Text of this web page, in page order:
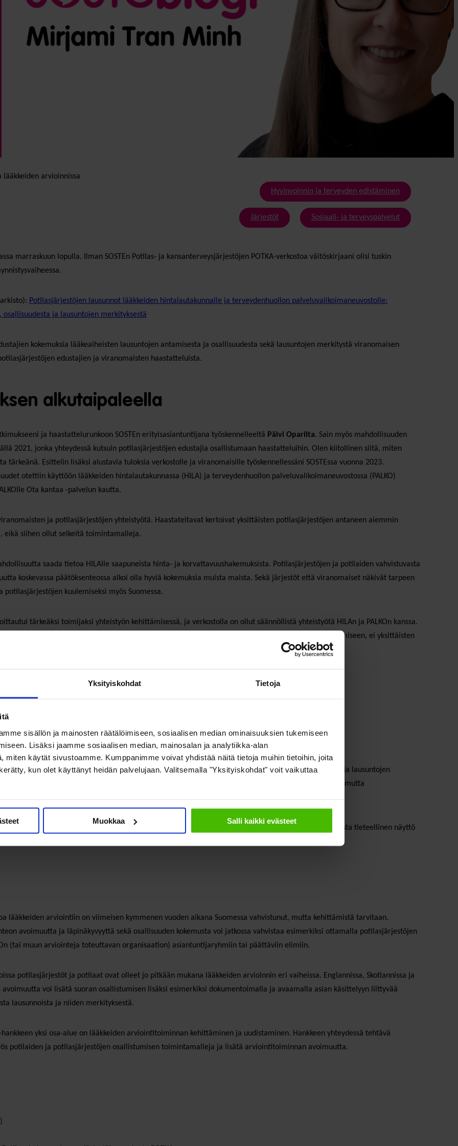
Yksityiskohdat Tietoja
sisällön ja mainosten räätälöimiseen, sosiaalisen median ominaisuuksien tukemiseen
Lisäksi jaamme sosiaalisen median, mainosalan ja analytiikka-alan
miten käytät sivustoamme. Kumppanimme voivat yhdistää näitä tietoja muihin tietoihin, joita
kun olet käyttänyt heidän palvelujaan. Valitsemalla "Yksityiskohdat" voit vaikuttaa
Muokkaa Salli kaikki evästeet
arvioinnissa
Hyvinvoinnin ja terveyden edistäminen
Järjestöt Sosiaali- ja terveyspalvelut
marraskuun lopulla. Ilman SOSTEn Potilas- ja kansanterveysjärjestöjen POTKA-verkostoa väitöskirjaani olisi tuskin
Potilasjärjestöjen lausunnot lääkkeiden hintalautakunnalle ja terveydenhuollon palveluvalikoimaneuvostolle:
ja lausuntojen merkityksestä
kokemuksia lääkeaiheisten lausuntojen antamisesta ja osallisuudesta sekä lausuntojen merkitystä viranomaisen
edustajien ja viranomaisten haastatteluista.
alkutaipaleella
ja haastattelurunkoon SOSTEn erityisasiantuntijana työskennelleeltä Päivi Oparilta. Sain myös mahdollisuuden
2021, jonka yhteydessä kutsuin potilasjärjestöjen edustajia osallistumaan haastatteluihin. Olen kiitollinen siitä, miten
Esittelin lisäksi alustavia tuloksia verkostolle ja viranomaisille työskennellessäni SOSTEssa vuonna 2023.
otettiin käyttöön lääkkeiden hintalautakunnassa (HILA) ja terveydenhuollon palveluvalikoimaneuvostossa (PALKO)
Ota kantaa -palvelun kautta.
ja potilasjärjestöjen yhteistyötä. Haastateltavat kertoivat yksittäisten potilasjärjestöjen antaneen aiemmin
siihen ollut selkeitä toimintamalleja.
saada tietoa HILAlle saapuneista hinta- ja korvattavuushakemuksista. Potilasjärjestöjen ja potilaiden vahvistuvasta
koskevassa päätöksenteossa alkoi olla hyviä kokemuksia muista maista. Sekä järjestöt että viranomaiset näkivät tarpeen
kuulemiseksi myös Suomessa.
tärkeäksi toimijaksi yhteistyön kehittämisessä, ja verkostolla on ollut säännöllistä yhteistyötä HILAn ja PALKOn kanssa.
kuvasivat yhteistyötä toimivaksi. Yhteistyö on keskittynyt vuoropuhelun sekä toimintamallien kehittämiseen, ei yksittäisten
potilasjärjestöjen ja viranomaisten yhteisissä tilaisuuksissa.
ja PALKOn lausuntomahdollisuudet myönteisesti vastaan. Lausuntoja on annettu erityisesti syövän ja
hoitoon käytettävistä lääkkeistä.
näistä liittyvät siihen, että potilaskokemuksia uusista lääkkeistä on vaikea saada ja resursseja lausuntojen
Moni järjestö kaipasi myös lisää tietoa lääkkeiden arvioinnista. Viranomaisten työtä arvostettiin, mutta
ja kokemus osallisuudesta oli melko heikkoa.
ymmärrystään sairastuneen hoidon kokonaisuudesta, harvinaisista sairauksista sekä hoidoista, joista tieteellinen näyttö
vähäinen.
lääkkeiden arviointiin on viimeisen kymmenen vuoden aikana Suomessa vahvistunut, mutta kehittämistä tarvitaan.
avoimuutta ja läpinäkyvyyttä sekä osallisuuden kokemusta voi jatkossa vahvistaa esimerkiksi ottamalla potilasjärjestöjen
(tai muun arviointeja toteuttavan organisaation) asiantuntijaryhmiin tai päättäviin elimiin.
potilasjärjestöt ja potilaat ovat olleet jo pitkään mukana lääkkeiden arvioinnin eri vaiheissa. Englannissa, Skotlannissa ja
voi lisätä suoran osallistumisen lisäksi esimerkiksi dokumentoimalla ja avaamalla asian käsittelyyn liittyvää
lausunnoista ja niiden merkityksestä.
yksi osa-alue on lääkkeiden arviointitoiminnan kehittäminen ja uudistaminen. Hankkeen yhteydessä tehtävä
potilaiden ja potilasjärjestöjen osallistumisen toimintamalleja ja lisätä arviointitoiminnan avoimuutta.